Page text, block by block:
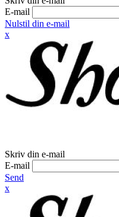
E-mail
Nulstil din e-mail
x
Skriv din e-mail
E-mail
Send
x